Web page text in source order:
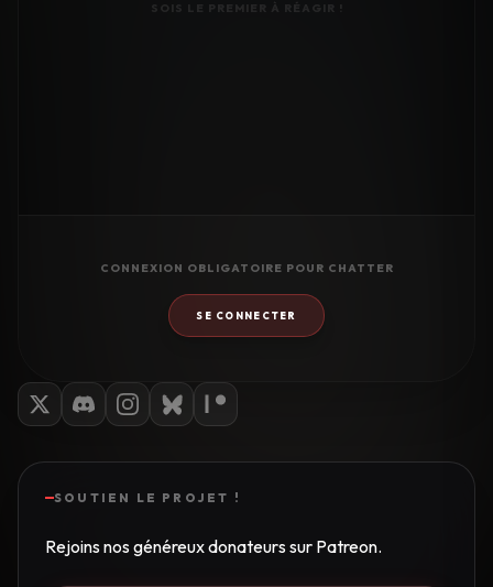
CONNEXION OBLIGATOIRE POUR CHATTER
SE CONNECTER
SOUTIEN LE PROJET !
Rejoins nos généreux donateurs sur Patreon.